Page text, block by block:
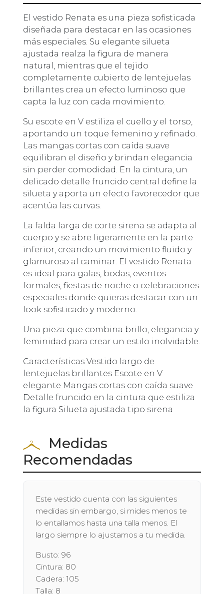
El vestido Renata es una pieza sofisticada
diseñada para destacar en las ocasiones
más especiales. Su elegante silueta
ajustada realza la figura de manera
natural, mientras que el tejido
completamente cubierto de lentejuelas
brillantes crea un efecto luminoso que
capta la luz con cada movimiento.
Su escote en V estiliza el cuello y el torso,
aportando un toque femenino y refinado.
Las mangas cortas con caída suave
equilibran el diseño y brindan elegancia
sin perder comodidad. En la cintura, un
delicado detalle fruncido central define la
silueta y aporta un efecto favorecedor que
acentúa las curvas.
La falda larga de corte sirena se adapta al
cuerpo y se abre ligeramente en la parte
inferior, creando un movimiento fluido y
glamuroso al caminar. El vestido Renata
es ideal para galas, bodas, eventos
formales, fiestas de noche o celebraciones
especiales donde quieras destacar con un
look sofisticado y moderno.
Una pieza que combina brillo, elegancia y
feminidad para crear un estilo inolvidable.
Características Vestido largo de
lentejuelas brillantes Escote en V
elegante Mangas cortas con caída suave
Detalle fruncido en la cintura que estiliza
la figura Silueta ajustada tipo sirena
Medidas
Recomendadas
Este vestido cuenta con las siguientes
medidas sin embargo, si mides menos te
lo entallamos hasta una talla menos. El
largo siempre lo ajustamos a tu medida.
Busto: 96
Cintura: 80
Cadera: 105
Talla: 8